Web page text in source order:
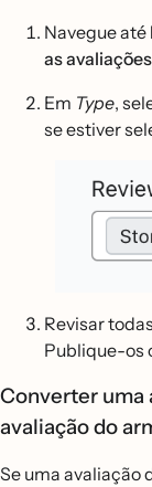
Navegue até
as avaliações
Em Type,
se estiver
Revisar
Publique-os
Converter uma
avaliação do
Se uma avaliação